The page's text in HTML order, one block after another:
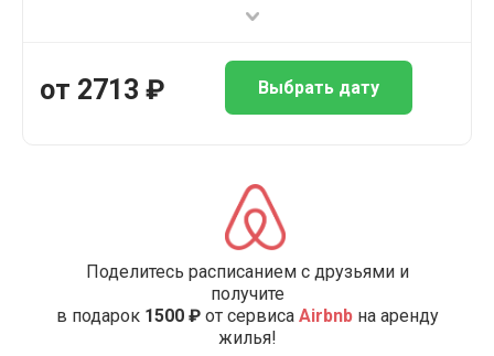
от 2713 ₽ Выбрать дату
Поделитесь расписанием с друзьями и
получите
в подарок 1500 ₽от сервиса Airbnbна аренду
жилья!